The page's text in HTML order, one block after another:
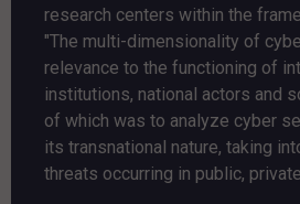
research centers within the
"The multi-dimensionality of
relevance to the functioning of
institutions, national actors and
of which was to analyze cyber
its transnational nature, taking
threats occurring in public,